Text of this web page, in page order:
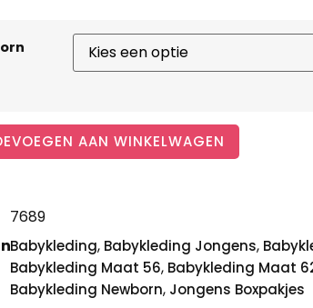
AAN WINKELWAGEN
7689
Babykleding, Babykleding Jongens,
Babykleding Maat 56, Babykleding Maat
Babykleding Newborn, Jongens Boxpakjes